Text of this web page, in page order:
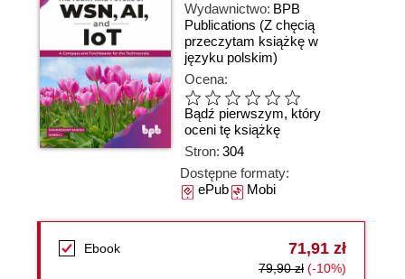
Wydawnictwo: BPB
Publications (Z chęcią
przeczytam książkę w
języku polskim)
Ocena:
Bądź pierwszym, który
oceni tę książkę
Stron: 304
Dostępne formaty:
ePubMobi
Ebook 71,91 zł
79,90 zł (-10%)